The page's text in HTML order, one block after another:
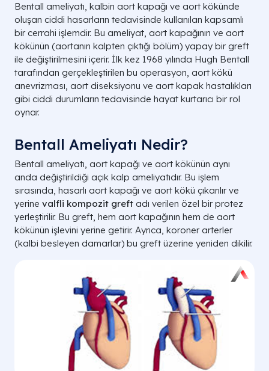
Bentall ameliyatı, kalbin aort kapağı ve aort kökünde
oluşan ciddi hasarların tedavisinde kullanılan kapsamlı
bir cerrahi işlemdir. Bu ameliyat, aort kapağının ve aort
kökünün (aortanın kalpten çıktığı bölüm) yapay bir greft
ile değiştirilmesini içerir. İlk kez 1968 yılında Hugh Bentall
tarafından gerçekleştirilen bu operasyon, aort kökü
anevrizması, aort diseksiyonu ve aort kapak hastalıkları
gibi ciddi durumların tedavisinde hayat kurtarıcı bir rol
oynar.
Bentall Ameliyatı Nedir?
Bentall ameliyatı, aort kapağı ve aort kökünün aynı
anda değiştirildiği açık kalp ameliyatıdır. Bu işlem
sırasında, hasarlı aort kapağı ve aort kökü çıkarılır ve
yerine valfli kompozit greft adı verilen özel bir protez
yerleştirilir. Bu greft, hem aort kapağının hem de aort
kökünün işlevini yerine getirir. Ayrıca, koroner arterler
(kalbi besleyen damarlar) bu greft üzerine yeniden dikilir.